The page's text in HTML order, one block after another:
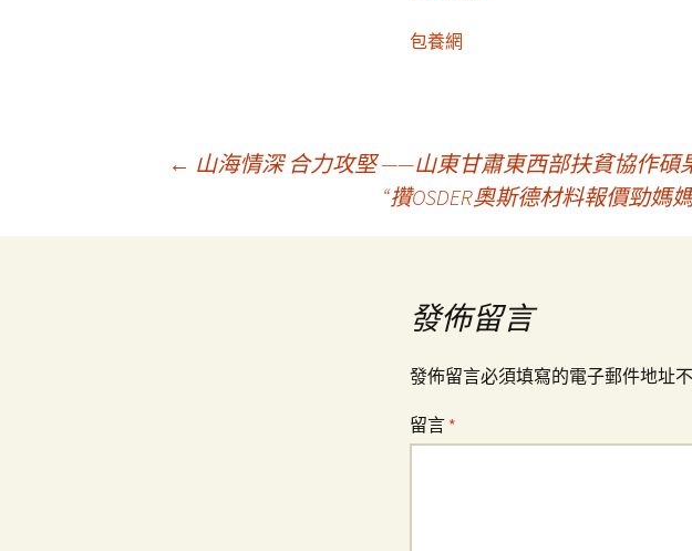
包養網
章
← 山海情深 合力攻堅 ——山東甘肅東西部扶貧協作
“攢OSDER奧斯德材料報價勁
發佈留言
發佈留言必須填寫的電子郵件地址
留言 *